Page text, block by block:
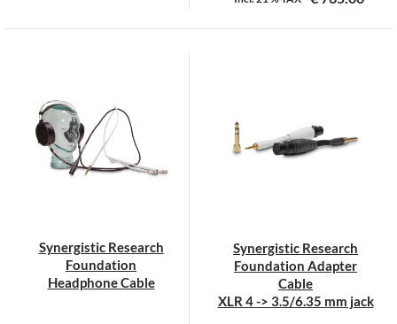
Dit
Deze
optie
de
productpagina
Synergistic Research
Foundation
Headphone Cable
Synergistic Research
Foundation Adapter
Cable
XLR 4 -> 3.5/6.35 mm jack